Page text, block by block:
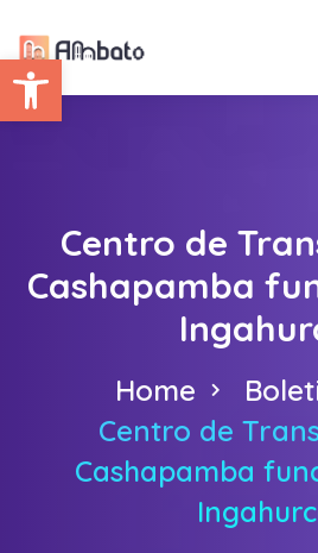
Abrir barra de
Centro de
Cashapamba
Home
Centro de
Cashapamba